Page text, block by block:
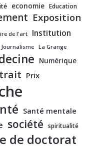
economie Education
Exposition
de l'art Institution
Journalisme La Grange
Numérique
Prix
Santé mentale
société spiritualité
de doctorat